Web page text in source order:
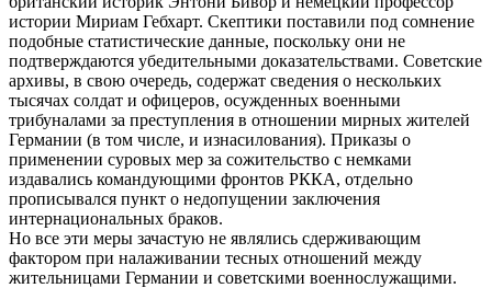
истории Мириам Гебхарт. Скептики поставили под сомнение
подобные статистические данные, поскольку они не
подтверждаются убедительными доказательствами. Советские
архивы, в свою очередь, содержат сведения о нескольких
тысячах солдат и офицеров, осужденных военными
трибуналами за преступления в отношении мирных жителей
Германии (в том числе, и изнасилования). Приказы о
применении суровых мер за сожительство с немками
издавались командующими фронтов РККА, отдельно
прописывался пункт о недопущении заключения
интернациональных браков.
Но все эти меры зачастую не являлись сдерживающим
фактором при налаживании тесных отношений между
жительницами Германии и советскими военнослужащими.